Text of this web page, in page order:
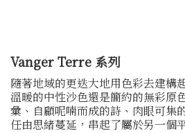
Vanger Terre 系列
隨著地域的更迭大地用色彩去建構
溫暖的中性沙色還是簡約的無彩原
彙、 自顧呢喃而成的詩、肉眼可集
任由思緒蔓延，串起了屬於另一個